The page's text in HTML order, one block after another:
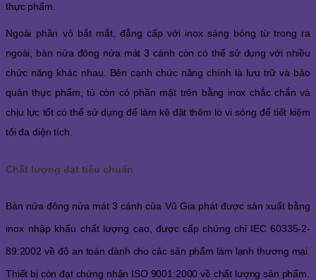
thực phẩm.
Ngoài phần vỏ bắt mắt, đẳng cấp với inox sáng bóng từ trong ra
ngoài, bàn nửa đông nửa mát 3 cánh còn có thể sử dụng với nhiều
chức năng khác nhau. Bên cạnh chức năng chính là lưu trữ và bảo
quản thực phẩm, tủ còn có phần mặt trên bằng inox chắc chắn và
chịu lực tốt có thể sử dụng để làm kệ đặt thêm lò vi sóng để tiết kiệm
tối đa diện tích.
Chất lượng đạt tiêu chuẩn
Bàn nửa đông nửa mát 3 cánh của Vũ Gia phát được sản xuất bằng
inox nhập khẩu chất lượng cao,
được cấp chứng chỉ IEC 60335-2-
89:2002 về độ an toàn dành cho các sản phẩm làm lạnh thương mại.
Thiết bị còn đạt chứng nhận ISO 9001:2000 về chất lượng sản phẩm.